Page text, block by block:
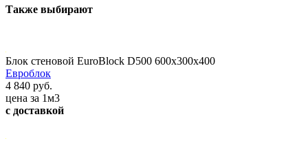
Также выбирают
Блок стеновой EuroBlock D500 600x300x400
Евроблок
4 840 руб.
цена за 1м3
с доставкой